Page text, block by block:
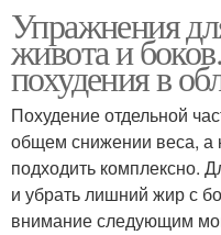
Упражнения
живота и
похудения в
Похудение отдельной
общем снижении веса, а
подходить комплексно.
и убрать лишний жир с
внимание следующим